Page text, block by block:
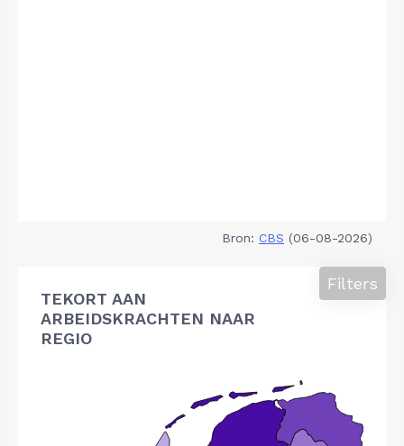
Bron: CBS (06-08-2026)
TEKORT AAN
ARBEIDSKRACHTEN NAAR
REGIO
Filters